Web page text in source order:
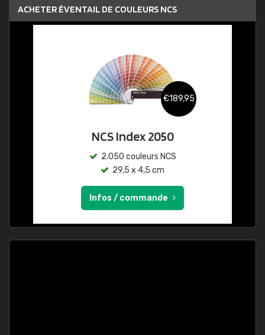
ACHETER ÉVENTAIL DE COULEURS NCS
€189,95
NCS Index 2050
2.050 couleurs NCS
29,5 x 4,5 cm
Infos / commande